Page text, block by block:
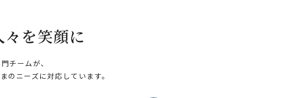
を笑顔に
チームが、
ニーズに対応しています。